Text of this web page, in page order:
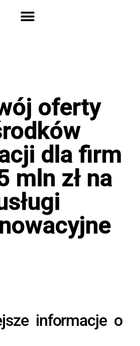
oferty
dla firm
mln zł na
informacje o